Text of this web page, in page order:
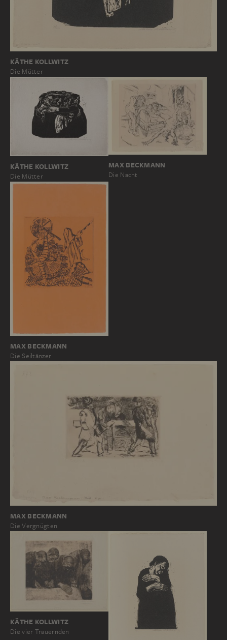
KÄTHE KOLLWITZ
Die Mütter
KÄTHE KOLLWITZ
Die Mütter
MAX BECKMANN
Die Nacht
MAX BECKMANN
Die Seiltänzer
MAX BECKMANN
Die Vergnügten
KÄTHE KOLLWITZ
Die vier Trauernden